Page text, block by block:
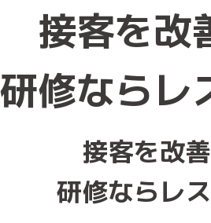
接客を改
研修ならレ
接客を改
研修ならレ